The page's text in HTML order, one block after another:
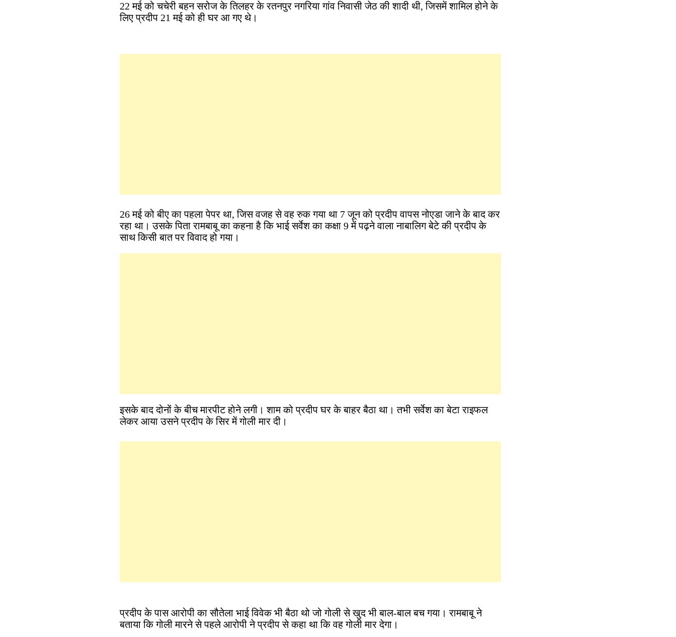
22 मई को चचेरी बहन सरोज के तिलहर के रतनपुर नगरिया गांव निवासी जेठ की शादी थी, जिसमें शामिल होने के
लिए प्रदीप 21 मई को ही घर आ गए थे।
26 मई को बीए का पहला पेपर था, जिस वजह से वह रुक गया था 7 जून को प्रदीप वापस नोएडा जाने के बाद कर
रहा था। उसके पिता रामबाबू का कहना है कि भाई सर्वेश का कक्षा 9 में पढ़ने वाला नाबालिग बेटे की प्रदीप के
साथ किसी बात पर विवाद हो गया।
इसके बाद दोनों के बीच मारपीट होने लगी। शाम को प्रदीप घर के बाहर बैठा था। तभी सर्वेश का बेटा राइफल
लेकर आया उसने प्रदीप के सिर में गोली मार दी।
प्रदीप के पास आरोपी का सौतेला भाई विवेक भी बैठा थो जो गाेली से खुद भी बाल-बाल बच गया। रामबाबू ने
बताया कि गोली मारने से पहले आरोपी ने प्रदीप से कहा था कि वह गोली मार देगा।